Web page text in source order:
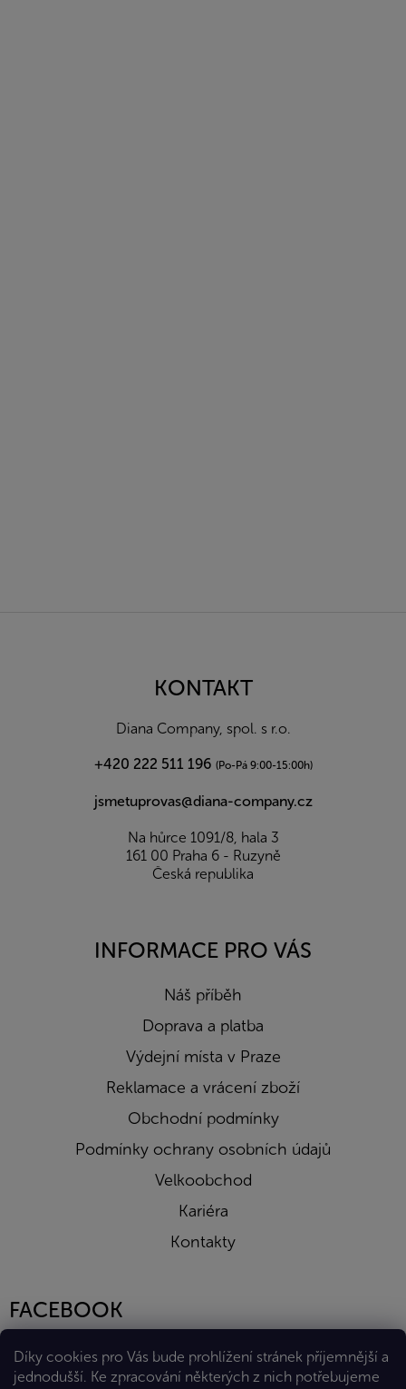
Díky cookies pro Vás bude prohlížení stránek příjemnější a
jednodušší. Ke zpracování některých z nich potřebujeme
KONTAKT
Diana Company, spol. s r.o.
+420 222 511 196 (Po-Pá 9:00-15:00h)
jsmetuprovas@diana-company.cz
Na hůrce 1091/8, hala 3
161 00 Praha 6 - Ruzyně
Česká republika
INFORMACE PRO VÁS
Náš příběh
Doprava a platba
Výdejní místa v Praze
Reklamace a vrácení zboží
Obchodní podmínky
Podmínky ochrany osobních údajů
Velkoobchod
Kariéra
Kontakty
FACEBOOK